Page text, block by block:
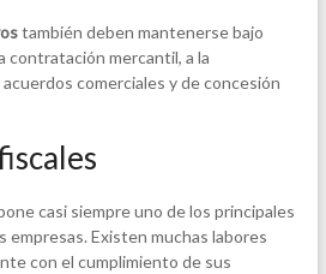
también deben mantenerse bajo
contratación mercantil, a la
comerciales y de concesión
casi siempre uno de los principales
empresas. Existen muchas labores
con el cumplimiento de sus